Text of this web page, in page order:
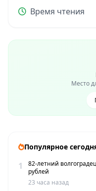
Время чтения
Место
Популярное
1
82-летний
рублей
23 часа назад